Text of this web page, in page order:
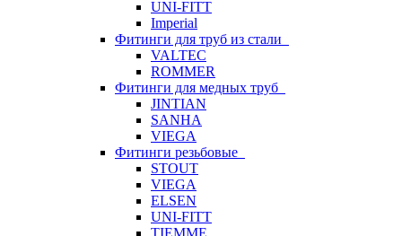
UNI-FITT
Imperial
Фитинги для труб из стали
VALTEC
ROMMER
Фитинги для медных труб
JINTIAN
SANHA
VIEGA
Фитинги резьбовые
STOUT
VIEGA
ELSEN
UNI-FITT
TIEMME